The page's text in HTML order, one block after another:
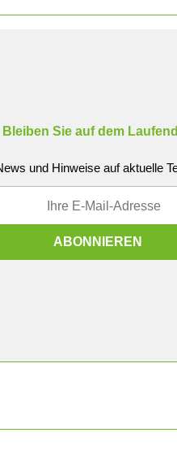
Bleiben Sie auf dem
und Hinweise auf aktuelle